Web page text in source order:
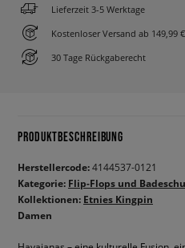
Lieferzeit 3-5 Werktage
Kostenloser Versand ab 149,99 €
30 Tage Rückgaberecht
PRODUKTBESCHREIBUNG
Herstellercode:4144537-0121
Kategorie: Flip-Flops und
Kollektionen: Etnies Kingpin
Damen